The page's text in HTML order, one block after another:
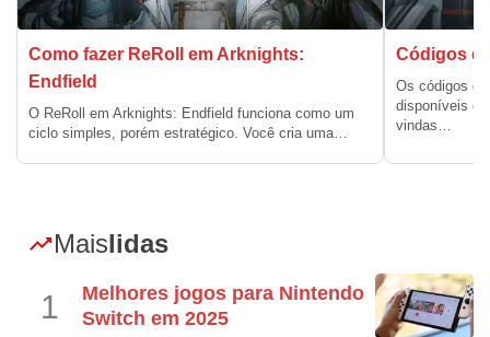
Como fazer ReRoll em Arknights:
Endfield
O ReRoll em Arknights: Endfield funciona como um
ciclo simples, porém estratégico. Você cria uma…
Códigos
Os códigos
disponíveis e
vindas…
Maislidas
1
Melhores jogos para Nintendo
Switch em 2025